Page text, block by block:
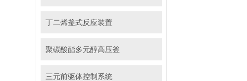
丁二烯釜式反应装置
聚碳酸酯多元醇高压釜
三元前驱体控制系统